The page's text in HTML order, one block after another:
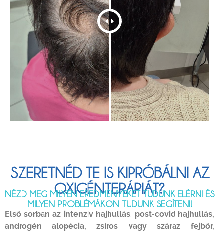
SZERETNÉD TE IS KIPRÓBÁLNI AZ
OXIGÉNTERÁPIÁT?
NÉZD MEG MILYEN EREDMÉNYEKET TUDUNK ELÉRNI ÉS
MILYEN PROBLÉMÁKON TUDUNK SEGÍTENI!
Első sorban az intenzív hajhullás, post-covid hajhullás,
androgén alopécia, zsíros vagy száraz fejbőr,